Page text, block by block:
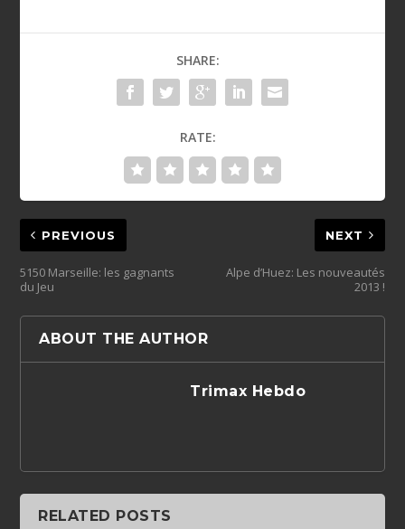
SHARE:
RATE:
PREVIOUS
5150 Marseille: les gagnants
du Jeu
NEXT
Alpe d’Huez: Les nouveautés
2013 !
ABOUT THE AUTHOR
Trimax Hebdo
RELATED POSTS